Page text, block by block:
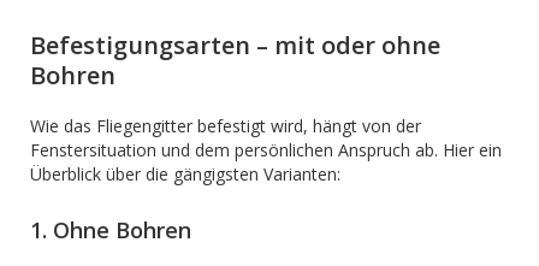
Befestigungsarten – mit oder ohne
Bohren
Wie das Fliegengitter befestigt wird, hängt von der
Fenstersituation und dem persönlichen Anspruch ab. Hier ein
Überblick über die gängigsten Varianten:
1. Ohne Bohren